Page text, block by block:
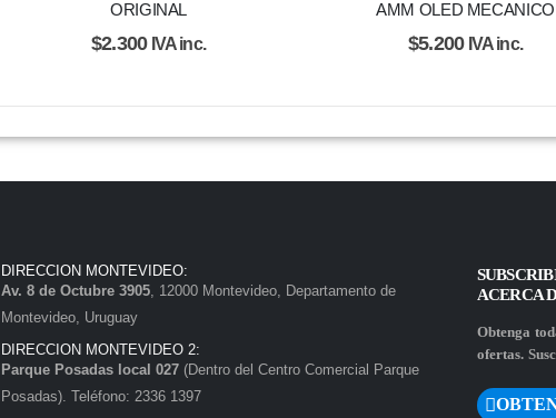
ORIGINAL
$2.300 IVA inc.
AMM OLED MECANICO
$5.200 IVA inc.
DIRECCION MONTEVIDEO:
Av. 8 de Octubre 3905 , 12000 Montevideo, Departamento de
Montevideo, Uruguay
DIRECCION MONTEVIDEO 2:
Parque Posadas local 027 (Dentro del Centro Comercial Parque
Posadas). Teléfono: 2336 1397
ACERCA
Obtenga
ofertas.